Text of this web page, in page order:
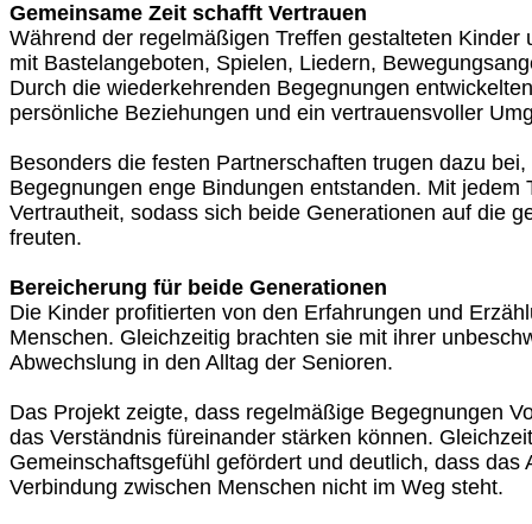
Gemeinsame Zeit schafft Vertrauen
Während der regelmäßigen Treffen gestalteten Kinder
mit Bastelangeboten, Spielen, Liedern,
Durch die wiederkehrenden Begegnungen
persönliche Beziehungen und ein vertrauensvoller
Besonders die festen Partnerschaften trugen dazu
Begegnungen enge Bindungen entstanden. Mit jedem
Vertrautheit, sodass sich beide Generationen auf die
freuten.
Bereicherung für beide Generationen
Die Kinder profitierten von den Erfahrungen und
Menschen. Gleichzeitig brachten sie mit ihrer
Abwechslung in den Alltag der Senioren.
Das Projekt zeigte, dass regelmäßige Begegnungen
das Verständnis füreinander stärken können.
Gemeinschaftsgefühl gefördert und deutlich, dass das
Verbindung zwischen Menschen nicht im Weg steht.